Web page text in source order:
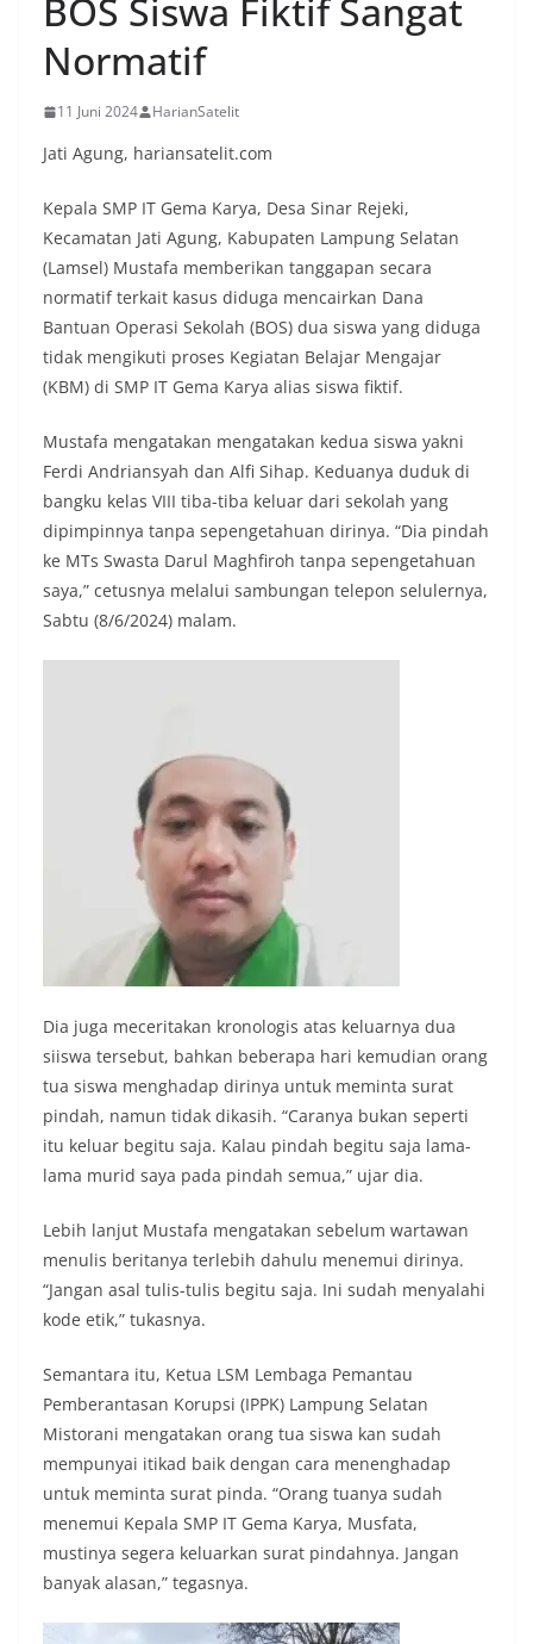
BOS Siswa Fiktif Sangat
Normatif
11 Juni 2024 HarianSatelit
Jati Agung, hariansatelit.com
Kepala SMP IT Gema Karya, Desa Sinar Rejeki,
Kecamatan Jati Agung, Kabupaten Lampung Selatan
(Lamsel) Mustafa memberikan tanggapan secara
normatif terkait kasus diduga mencairkan Dana
Bantuan Operasi Sekolah (BOS) dua siswa yang diduga
tidak mengikuti proses Kegiatan Belajar Mengajar
(KBM) di SMP IT Gema Karya alias siswa fiktif.
Mustafa mengatakan mengatakan kedua siswa yakni
Ferdi Andriansyah dan Alfi Sihap. Keduanya duduk di
bangku kelas VIII tiba-tiba keluar dari sekolah yang
dipimpinnya tanpa sepengetahuan dirinya. “Dia pindah
ke MTs Swasta Darul Maghfiroh tanpa sepengetahuan
saya,” cetusnya melalui sambungan telepon selulernya,
Sabtu (8/6/2024) malam.
Dia juga meceritakan kronologis atas keluarnya dua
siiswa tersebut, bahkan beberapa hari kemudian orang
tua siswa menghadap dirinya untuk meminta surat
pindah, namun tidak dikasih. “Caranya bukan seperti
itu keluar begitu saja. Kalau pindah begitu saja lama-
lama murid saya pada pindah semua,” ujar dia.
Lebih lanjut Mustafa mengatakan sebelum wartawan
menulis beritanya terlebih dahulu menemui dirinya.
“Jangan asal tulis-tulis begitu saja. Ini sudah menyalahi
kode etik,” tukasnya.
Semantara itu, Ketua LSM Lembaga Pemantau
Pemberantasan Korupsi (IPPK) Lampung Selatan
Mistorani mengatakan orang tua siswa kan sudah
mempunyai itikad baik dengan cara menenghadap
untuk meminta surat pinda. “Orang tuanya sudah
menemui Kepala SMP IT Gema Karya, Musfata,
mustinya segera keluarkan surat pindahnya. Jangan
banyak alasan,” tegasnya.